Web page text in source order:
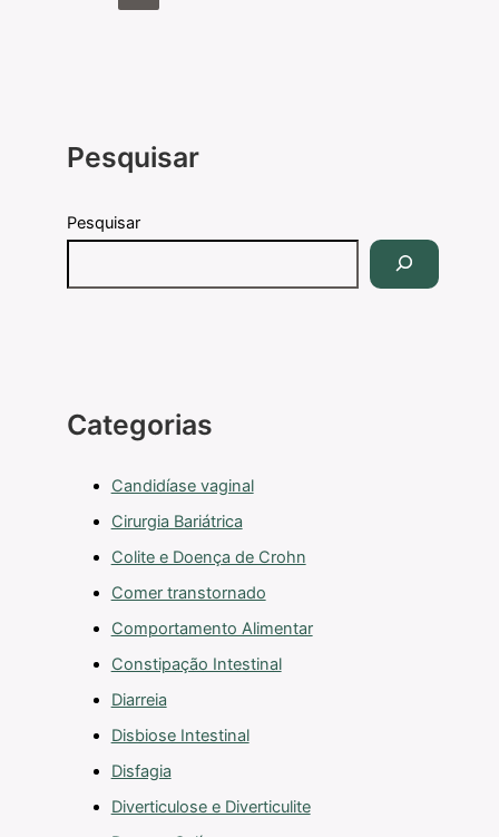
Pesquisar
Pesquisar
Categorias
Candidíase vaginal
Cirurgia Bariátrica
Colite e Doença de Crohn
Comer transtornado
Comportamento Alimentar
Constipação Intestinal
Diarreia
Disbiose Intestinal
Disfagia
Diverticulose e Diverticulite